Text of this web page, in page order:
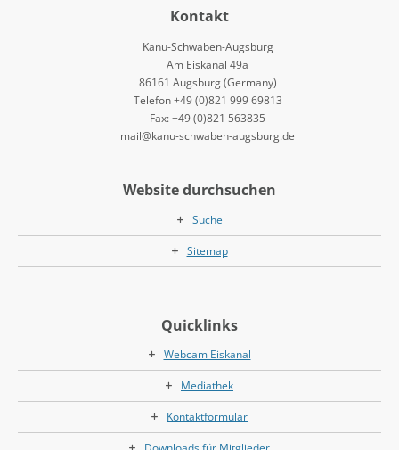
Kontakt
Kanu-Schwaben-Augsburg
Am Eiskanal 49a
86161 Augsburg (Germany)
Telefon +49 (0)821 999 69813
Fax: +49 (0)821 563835
mail@kanu-schwaben-augsburg.de
Website durchsuchen
Suche
Sitemap
Quicklinks
Webcam Eiskanal
Mediathek
Kontaktformular